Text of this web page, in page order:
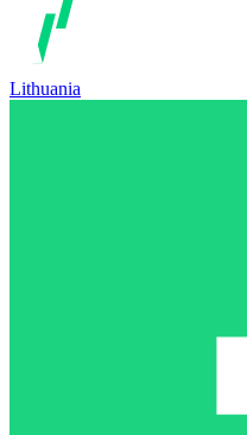
Lithuania